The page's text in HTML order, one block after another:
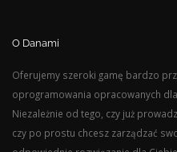
O Danami
Oferujemy szeroki gamę bardzo
oprogramowania opracowanych
Niezależnie od tego, czy już
czy po prostu chcesz zarządzać